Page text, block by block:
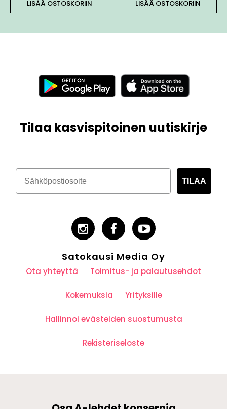
LISÄÄ OSTOSKORIIN LISÄÄ OSTOSKORIIN
Tilaa kasvispitoinen uutiskirje
TILAA
Satokausi Media Oy
Ota yhteyttä Toimitus- ja palautusehdot
Kokemuksia Yrityksille
Hallinnoi evästeiden suostumusta
Rekisteriseloste